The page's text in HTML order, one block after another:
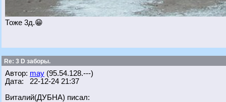
Тоже 3д.😁
Re: 3 D заборы.
Автор: may (95.54.128.---)
Дата: 22-12-24 21:37
Виталий(ДУБНА) писал: